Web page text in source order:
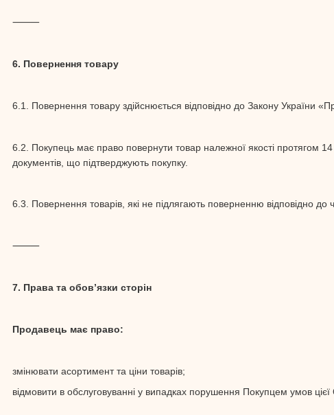
⸻
6. Повернення товару
6.1. Повернення товару здійснюється відповідно до Закону України
6.2. Покупець має право повернути товар належної якості протягом
документів, що підтверджують покупку.
6.3. Повернення товарів, які не підлягають поверненню відповідно до
⸻
7. Права та обов’язки сторін
Продавець має право:
змінювати асортимент та ціни товарів;
відмовити в обслуговуванні у випадках порушення Покупцем умов